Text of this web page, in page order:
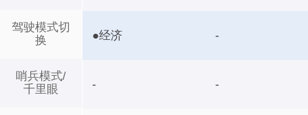
驾驶模式切
换
哨兵模式/
千里眼
●经济 -
- -